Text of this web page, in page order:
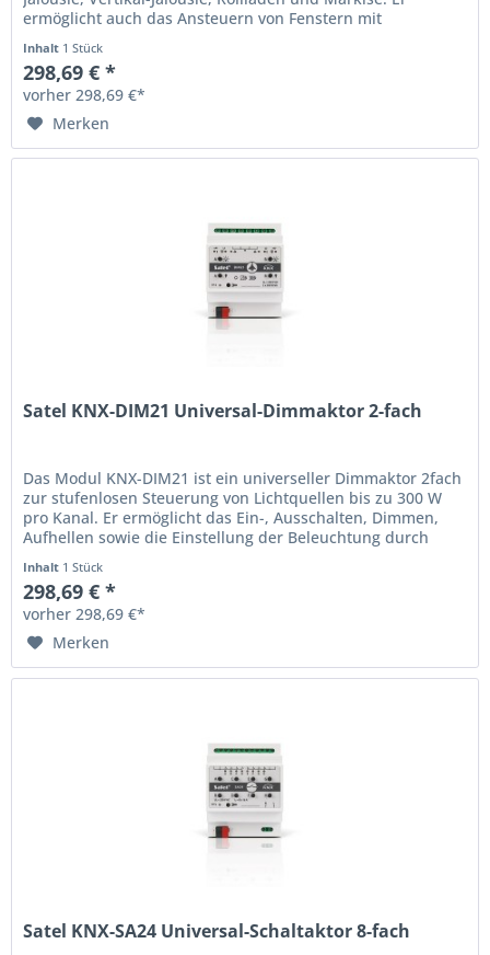
ermöglicht auch das Ansteuern von Fenstern mit
Inhalt 1 Stück
298,69 € *
vorher 298,69 €*
Merken
Satel KNX-DIM21 Universal-Dimmaktor 2-fach
Das Modul KNX-DIM21 ist ein universeller Dimmaktor 2fach
zur stufenlosen Steuerung von Lichtquellen bis zu 300 W
pro Kanal. Er ermöglicht das Ein-, Ausschalten, Dimmen,
Aufhellen sowie die Einstellung der Beleuchtung durch
Inhalt 1 Stück
298,69 € *
vorher 298,69 €*
Merken
Satel KNX-SA24 Universal-Schaltaktor 8-fach